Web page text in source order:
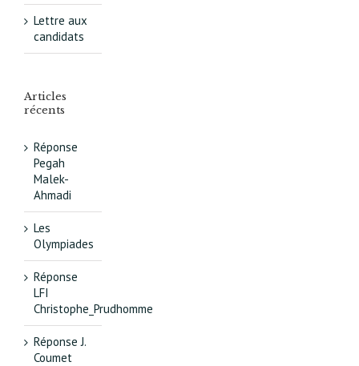
Lettre aux
candidats
Articles
récents
Réponse
Pegah
Malek-
Ahmadi
Les
Olympiades
Réponse
LFI
Christophe_Prudhomme
Réponse J.
Coumet